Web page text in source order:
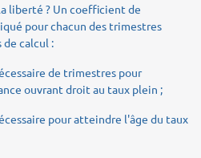
liberté ? Un coefficient de
pour chacun des trimestres
de calcul :
de trimestres pour
ouvrant droit au taux plein ;
pour atteindre l'âge du taux